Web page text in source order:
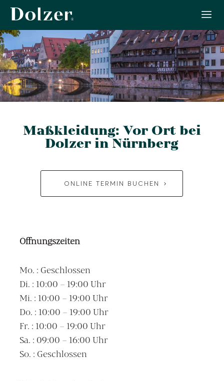
Maßkleidung: Vor Ort bei
Dolzer in Nürnberg
ONLINE TERMIN BUCHEN
Öffnungszeiten
Mo. : Geschlossen
Di. : 10:00 – 19:00 Uhr
Mi. : 10:00 – 19:00 Uhr
Do. : 10:00 – 19:00 Uhr
Fr. : 10:00 – 19:00 Uhr
Sa. : 09:00 – 16:00 Uhr
So. : Geschlossen